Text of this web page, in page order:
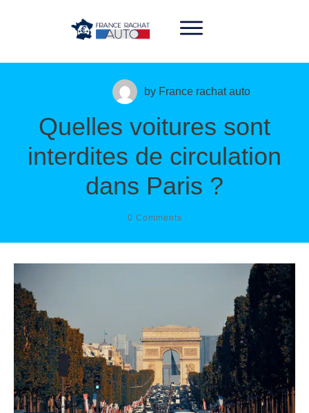
06 33 31 08 48
by France rachat auto
Quelles voitures sont
interdites de circulation
dans Paris ?
0 Comments